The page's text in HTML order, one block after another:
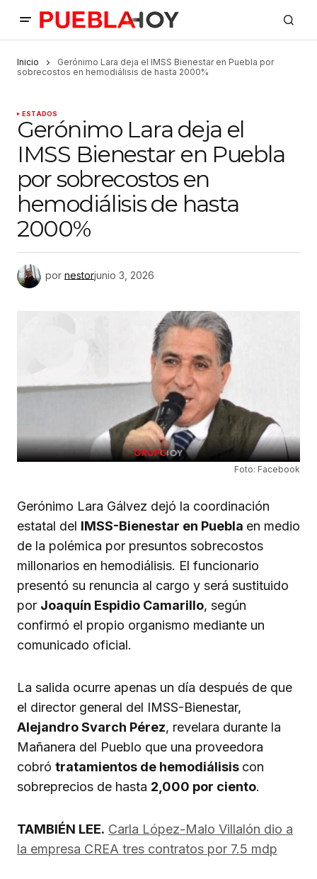
Inicio
Gerónimo Lara deja el IMSS Bienestar en Puebla por
sobrecostos en hemodiálisis de hasta 2000%
ESTADOS
Gerónimo Lara deja el
IMSS Bienestar en Puebla
por sobrecostos en
hemodiálisis de hasta
2000%
por nestorjunio 3, 2026
Foto: Facebook
Gerónimo Lara Gálvez dejó la coordinación
estatal del IMSS-Bienestar en Puebla en medio
de la polémica por presuntos sobrecostos
millonarios en hemodiálisis. El funcionario
presentó su renuncia al cargo y será sustituido
por Joaquín Espidio Camarillo, según
confirmó el propio organismo mediante un
comunicado oficial.
La salida ocurre apenas un día después de que
el director general del IMSS-Bienestar,
Alejandro Svarch Pérez, revelara durante la
Mañanera del Pueblo que una proveedora
cobró tratamientos de hemodiálisis con
sobreprecios de hasta 2,000 por ciento.
TAMBIÉN LEE. Carla López-Malo Villalón dio a
la empresa CREA tres contratos por 7.5 mdp